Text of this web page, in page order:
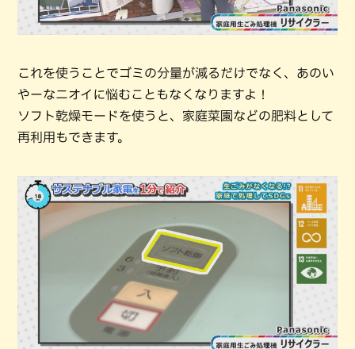
これを使うことでゴミの分量が減るだけでなく、あのい
やーなニオイに悩むこともなくなりますよ！
ソフト乾燥モードを使うと、家庭菜園などの肥料として
再利用もできます。